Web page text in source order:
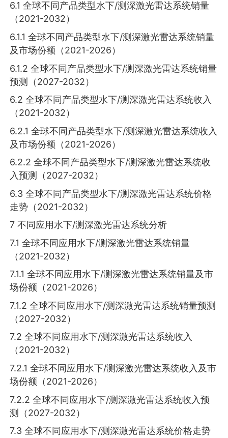
6.1 全球不同产品类型水下/测深激光雷达系统销量
（2021-2032）
6.1.1 全球不同产品类型水下/测深激光雷达系统销量
及市场份额（2021-2026）
6.1.2 全球不同产品类型水下/测深激光雷达系统销量
预测（2027-2032）
6.2 全球不同产品类型水下/测深激光雷达系统收入
（2021-2032）
6.2.1 全球不同产品类型水下/测深激光雷达系统收入
及市场份额（2021-2026）
6.2.2 全球不同产品类型水下/测深激光雷达系统收
入预测（2027-2032）
6.3 全球不同产品类型水下/测深激光雷达系统价格
走势（2021-2032）
7 不同应用水下/测深激光雷达系统分析
7.1 全球不同应用水下/测深激光雷达系统销量
（2021-2032）
7.1.1 全球不同应用水下/测深激光雷达系统销量及市
场份额（2021-2026）
7.1.2 全球不同应用水下/测深激光雷达系统销量预测
（2027-2032）
7.2 全球不同应用水下/测深激光雷达系统收入
（2021-2032）
7.2.1 全球不同应用水下/测深激光雷达系统收入及市
场份额（2021-2026）
7.2.2 全球不同应用水下/测深激光雷达系统收入预
测（2027-2032）
7.3 全球不同应用水下/测深激光雷达系统价格走势